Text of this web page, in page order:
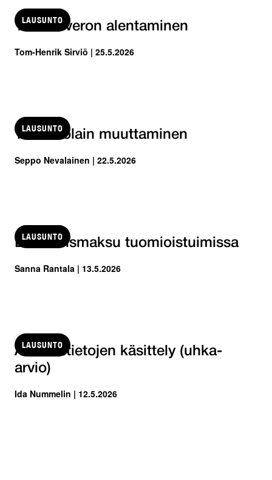
LAUSUNTO
Yhteisöveron alentaminen
Tom-Henrik Sirviö | 25.5.2026
LAUSUNTO
Tuloverolain muuttaminen
Seppo Nevalainen | 22.5.2026
LAUSUNTO
Etukäteismaksu tuomioistuimissa
Sanna Rantala | 13.5.2026
LAUSUNTO
Asiakastietojen käsittely (uhka-
arvio)
Ida Nummelin | 12.5.2026